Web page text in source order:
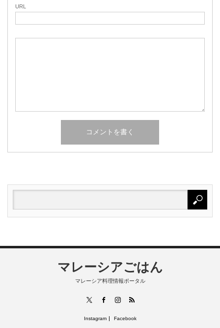
URL
マレーシアごはん
マレーシア料理情報ポータル
FacebookInstagram
RSS
Instagram Facebook